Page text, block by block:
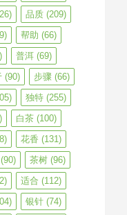
品质 (209)
帮助 (66)
普洱 (69)
(90) 步骤 (66)
独特 (255)
白茶 (100)
花香 (131)
(90) 茶树 (96)
适合 (112)
银针 (74)